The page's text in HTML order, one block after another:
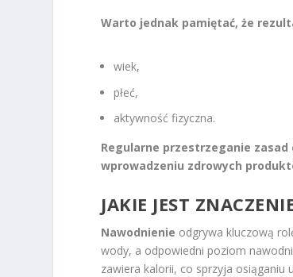
Warto jednak pamiętać, że
wiek,
płeć,
aktywność fizyczna.
Regularne przestrzeganie
wprowadzeniu zdrowych
JAKIE JEST
Nawodnienie odgrywa kluczową
wody, a odpowiedni poziom
zawiera kalorii, co sprzyja osiąganiu